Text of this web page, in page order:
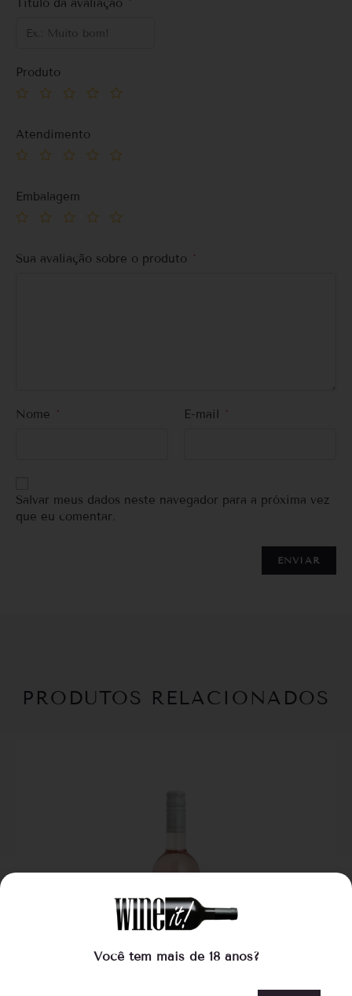
Título da avaliação
Produto
Atendimento
Embalagem
Sua avaliação sobre o produto *
Nome * E-mail *
Salvar meus dados neste navegador para a próxima vez
que eu comentar.
PRODUTOS RELACIONADOS
Você tem mais de 18 anos?